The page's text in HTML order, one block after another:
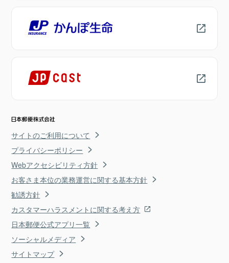
サイトのご利用について
プライバシーポリシー
Webアクセシビリティ方針
お客さま本位の業務運営に関する基本方針
勧誘方針
カスタマーハラスメントに関する考え方
日本郵便公式アプリ一覧
ソーシャルメディア
サイトマップ